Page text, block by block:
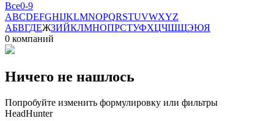
Все0-9
ABCDEFGHIJKLMNOPQRSTUVWXYZ
АБВГДЕЖЗИЙКЛМНОПРСТУФХЦЧШЩЭЮЯ
0 компаний
Ничего не нашлось
Попробуйте изменить формулировку или фильтры
HeadHunter